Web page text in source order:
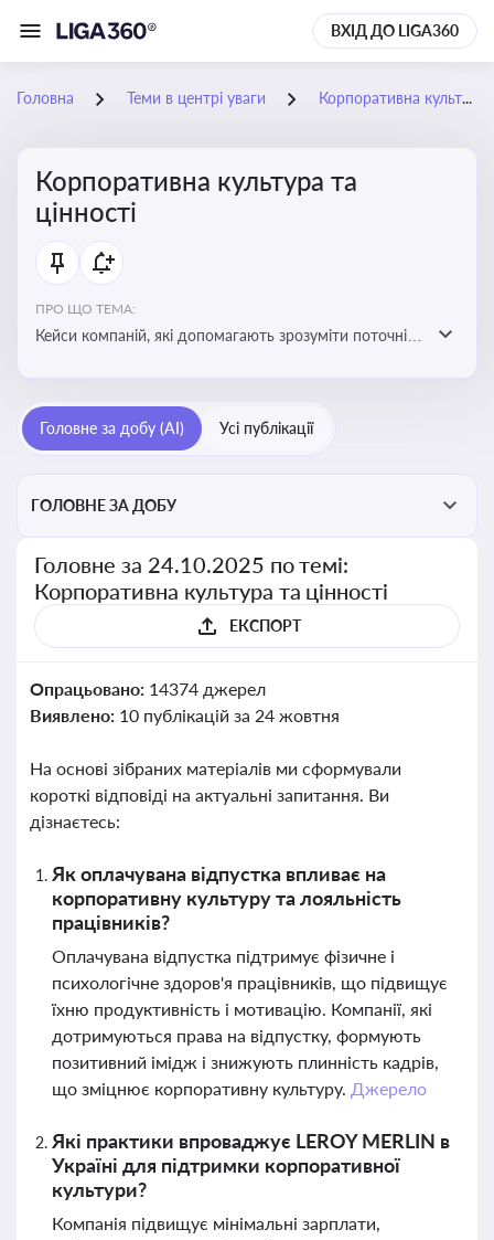
ВХІД ДО LIGA360
Головна Теми в центрі уваги Корпоративна культура та цінності
Корпоративна культура та
цінності
ПРО ЩО ТЕМА:
Кейси компаній, які допомагають зрозуміти поточні
бізнес-середовища
Головне за добу (AI) Усі публікації
ГОЛОВНЕ ЗА ДОБУ
Головне за 24.10.2025 по темі:
Корпоративна культура та цінності
ЕКСПОРТ
Опрацьовано: 14374 джерел
Виявлено: 10 публікацій за 24 жовтня
На основі зібраних матеріалів ми сформували
короткі відповіді на актуальні запитання. Ви
дізнаєтесь:
Як оплачувана відпустка впливає на
корпоративну культуру та лояльність
працівників?
Оплачувана відпустка підтримує фізичне і
психологічне здоров'я працівників, що підвищує
їхню продуктивність і мотивацію. Компанії, які
дотримуються права на відпустку, формують
позитивний імідж і знижують плинність кадрів,
що зміцнює корпоративну культуру. Джерело
Які практики впроваджує LEROY MERLIN в
Україні для підтримки корпоративної
культури?
Компанія підвищує мінімальні зарплати,